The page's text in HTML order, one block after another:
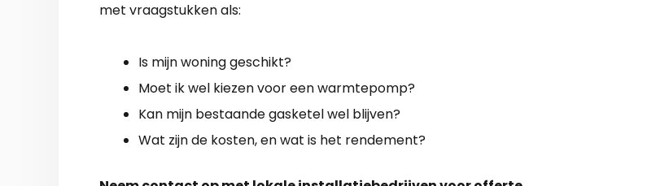
met vraagstukken als:
Is mijn woning geschikt?
Moet ik wel kiezen voor een warmtepomp?
Kan mijn bestaande gasketel wel blijven?
Wat zijn de kosten, en wat is het rendement?